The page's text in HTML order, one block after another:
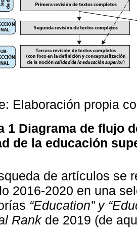
Elaboración propia
1 Diagrama de flujo
de la educación
de artículos se
2016-2020 en una
“Education” y
Rankde 2019 (de